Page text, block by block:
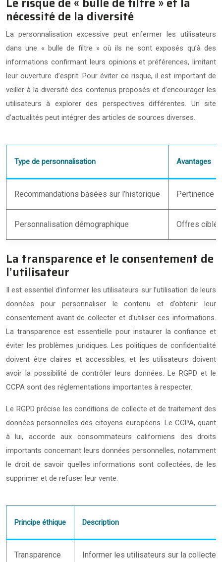
nécessité de la diversité
La personnalisation excessive peut enfermer les utilisateurs
dans une « bulle de filtre » où ils ne sont exposés qu’à des
informations confirmant leurs opinions et préférences, limitant
leur ouverture d’esprit. Pour éviter ce risque, il est important de
veiller à la diversité des contenus proposés et d’encourager les
utilisateurs à explorer des perspectives différentes. Un site
d’actualités peut intégrer des articles de sources diverses.
Type de personnalisation Avantages
Recommandations basées sur l’historique Pertinence
Personnalisation démographique Offres
La transparence et le consentement de
l’utilisateur
Il est essentiel d’informer les utilisateurs sur l’utilisation de leurs
données pour personnaliser le contenu et d’obtenir leur
consentement avant de collecter et d’utiliser ces informations.
La transparence est essentielle pour instaurer la confiance et
éviter les problèmes juridiques. Les politiques de confidentialité
doivent être claires et accessibles, et les utilisateurs doivent
avoir la possibilité de contrôler leurs données. Le RGPD et le
CCPA sont des réglementations importantes à respecter.
Le RGPD précise les conditions de collecte et de traitement des
données personnelles des citoyens européens. Le CCPA, quant
à lui, accorde aux consommateurs californiens des droits
importants concernant leurs données personnelles, notamment
le droit de savoir quelles informations sont collectées, de les
supprimer et de refuser leur vente.
Principe éthique Description
Transparence Informer les utilisateurs sur la collecte